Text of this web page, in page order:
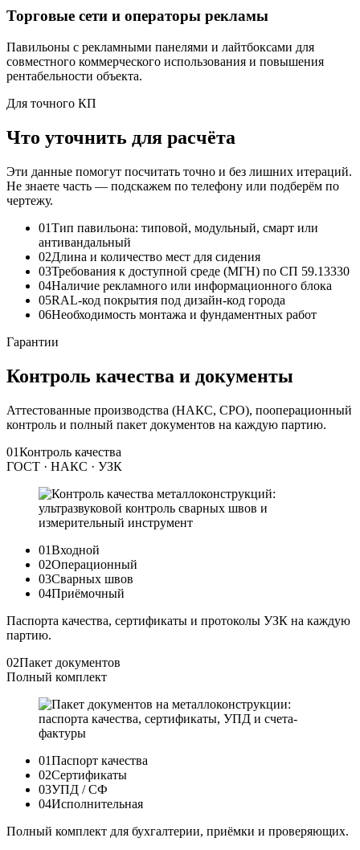
Торговые сети и операторы рекламы
Павильоны с рекламными панелями и лайтбоксами для
совместного коммерческого использования и повышения
рентабельности объекта.
Для точного КП
Что уточнить для расчёта
Эти данные помогут посчитать точно и без лишних итераций.
Не знаете часть — подскажем по телефону или подберём по
чертежу.
01Тип павильона: типовой, модульный, смарт или
антивандальный
02Длина и количество мест для сидения
03Требования к доступной среде (МГН) по СП 59.13330
04Наличие рекламного или информационного блока
05RAL-код покрытия под дизайн-код города
06Необходимость монтажа и фундаментных работ
Гарантии
Контроль качества и документы
Аттестованные производства (НАКС, СРО), пооперационный
контроль и полный пакет документов на каждую партию.
01Контроль качества
ГОСТ · НАКС · УЗК
01Входной
02Операционный
03Сварных швов
04Приёмочный
Паспорта качества, сертификаты и протоколы УЗК на каждую
партию.
02Пакет документов
Полный комплект
01Паспорт качества
02Сертификаты
03УПД / СФ
04Исполнительная
Полный комплект для бухгалтерии, приёмки и проверяющих.